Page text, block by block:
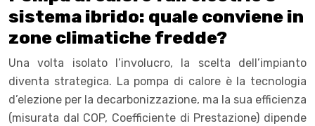
sistema ibrido: quale conviene in
zone climatiche fredde?
Una volta isolato l’involucro, la scelta dell’impianto
diventa strategica. La pompa di calore è la tecnologia
d’elezione per la decarbonizzazione, ma la sua efficienza
(misurata dal COP, Coefficiente di Prestazione) dipende